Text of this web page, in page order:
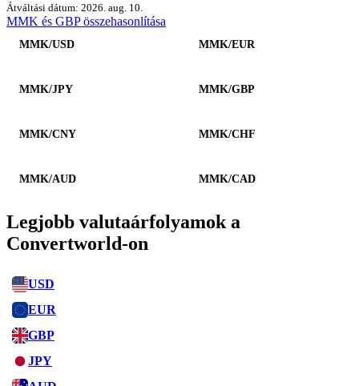
Átváltási dátum: 2026. aug. 10.
MMK és GBP összehasonlítása
MMK/USD MMK/EUR
MMK/JPY MMK/GBP
MMK/CNY MMK/CHF
MMK/AUD MMK/CAD
Legjobb valutaárfolyamok a
Convertworld-on
USD
EUR
GBP
JPY